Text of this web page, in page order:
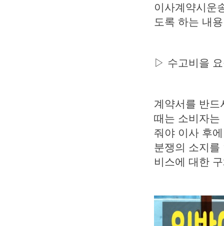
이사계약시운
도록 하는 내
▷ 수고비을
계약서를 반드
때는 소비자는
줘야 이사 후
분쟁의 소지를
비스에 대한